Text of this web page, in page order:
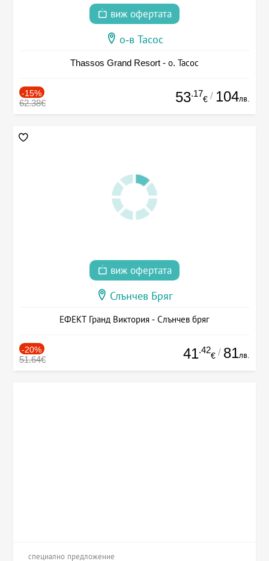
виж офертата
о-в Тасос
Thassos Grand Resort - о. Тасос
-15%
62.38€ 53.17
€ / 104лв.
виж офертата
Слънчев Бряг
ЕФЕКТ Гранд Виктория - Слънчев бряг
-20%
51.64€ 41.42
€ / 81лв.
специално предложение